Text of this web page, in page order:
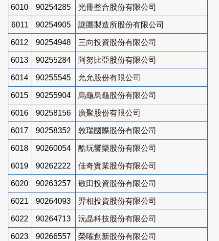
6010 90254285 光冊整合股份有限公司
6011 90254905 謎團製造所股份有限公司
6012 90254948 三向投資股份有限公司
6013 90255284 阿努比亞股份有限公司
6014 90255545 允允股份有限公司
6015 90255904 烏龜烏龜股份有限公司
6016 90258156 廣聚股份有限公司
6017 90258352 敦瑞國際股份有限公司
6018 90260054 酷玩饗樂股份有限公司
6019 90262222 佳奇實業股份有限公司
6020 90263257 敬田投資股份有限公司
6021 90264093 羿相投資股份有限公司
6022 90264713 沅晶科技股份有限公司
6023 90266557 榮曜創新股份有限公司